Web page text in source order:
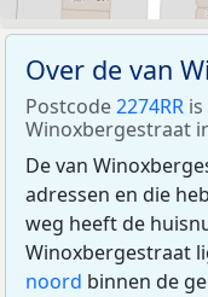
Over de van
Postcode2274RR
Winoxbergestraat
De van
adressen en die
weg heeft de
Winoxbergestraat
noord binnen de